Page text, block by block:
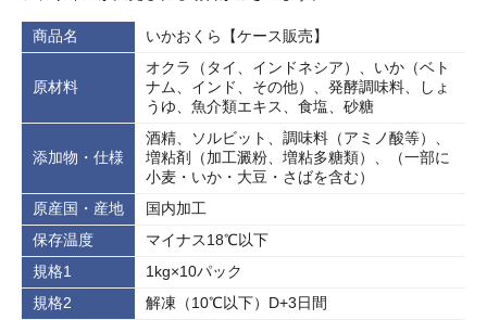
商品名 いかおくら【ケース販売】
原材料
オクラ（タイ、インドネシア）、いか（ベト
ナム、インド、その他）、発酵調味料、しょ
うゆ、魚介類エキス、食塩、砂糖
添加物・仕様
酒精、ソルビット、調味料（アミノ酸等）、
増粘剤（加工澱粉、増粘多糖類）、（一部に
小麦・いか・大豆・さばを含む）
原産国・産地
国内加工
保存温度
マイナス18℃以下
規格1
1kg×10パック
規格2
解凍（10℃以下）D+3日間